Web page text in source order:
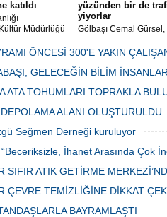
katıldı
Müdürlüğü
devam
yüzünden bir de
yiyorlar
Gölbaşı Cemal
bulunan esnaf ve
vatandaşlar park
canından bezdi.
ÖNCESİ 300'E YAKIN
GELECEĞİN BİLİM
ATA TOHUMLARI TOPRAKLA
ALANI OLUŞTURULDU
Seğmen Derneği kuruluyor
İhanet Arasında Çok
SIFIR ATIK GETİRME
ÇEVRE TEMİZLİĞİNE DİKKAT
BAYRAMLAŞTI